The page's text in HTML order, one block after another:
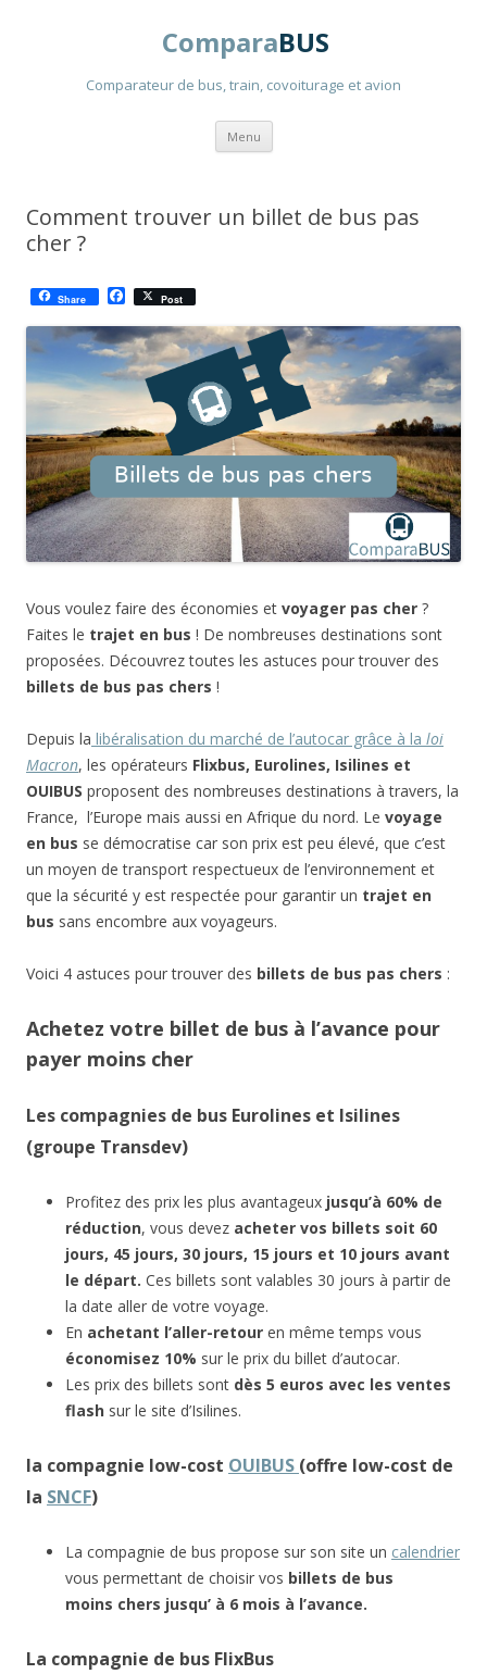
ComparaBUS
Comparateur de bus, train, covoiturage et avion
Menu Aller
contenu
Comment trouver un billet de bus pas
cher ?
Share
a
c
e
b
o
o
k
Post
Vous voulez faire des économies et voyager pas cher ?
Faites le trajet en bus ! De nombreuses destinations sont
proposées. Découvrez toutes les astuces pour trouver des
billets de bus pas chers !
Depuis la libéralisation du marché de l’autocar grâce à la loi
Macron, les opérateurs Flixbus, Eurolines, Isilines et
OUIBUS proposent des nombreuses destinations à travers, la
France, l’Europe mais aussi en Afrique du nord. Le voyage
en bus se démocratise car son prix est peu élevé, que c’est
un moyen de transport respectueux de l’environnement et
que la sécurité y est respectée pour garantir un trajet en
bus sans encombre aux voyageurs.
Voici 4 astuces pour trouver des billets de bus pas chers :
Achetez votre billet de bus à l’avance pour
payer moins cher
Les compagnies de bus Eurolines et Isilines
(groupe Transdev)
Profitez des prix les plus avantageux jusqu’à 60% de
réduction, vous devez acheter vos billets soit 60
jours, 45 jours, 30 jours, 15 jours et 10 jours avant
le départ. Ces billets sont valables 30 jours à partir de
la date aller de votre voyage.
En achetant l’aller-retour en même temps vous
économisez 10% sur le prix du billet d’autocar.
Les prix des billets sont dès 5 euros avec les ventes
flash sur le site d’Isilines.
la compagnie low-cost OUIBUS (offre low-cost de
la SNCF)
La compagnie de bus propose sur son site un calendrier
vous permettant de choisir vos billets de bus
moins chers jusqu’ à 6 mois à l’avance.
La compagnie de bus FlixBus